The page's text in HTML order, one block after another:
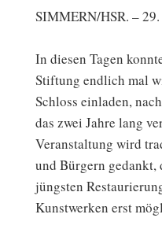
SIMMERN/HSR. –
In diesen Tagen
Stiftung endlich mal
Schloss einladen,
das zwei Jahre lang
Veranstaltung wird
und Bürgern gedankt,
jüngsten
Kunstwerken erst